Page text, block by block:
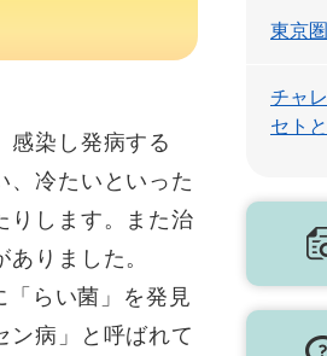
染し発病する
、冷たいといった
りします。また治
りました。
らい菌」を発見
ン病」と呼ばれて
東京
チャ
セト